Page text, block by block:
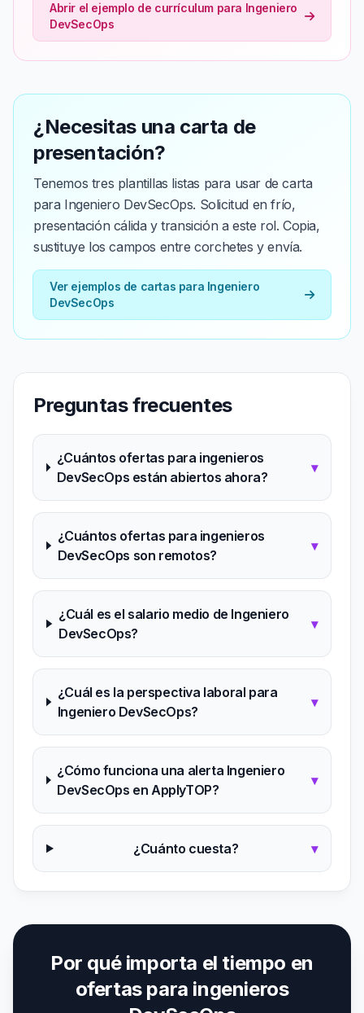
Abrir el ejemplo de currículum para Ingeniero
DevSecOps
¿Necesitas una carta de
presentación?
Tenemos tres plantillas listas para usar de carta
para Ingeniero DevSecOps. Solicitud en frío,
presentación cálida y transición a este rol. Copia,
sustituye los campos entre corchetes y envía.
Ver ejemplos de cartas para Ingeniero
DevSecOps
Preguntas frecuentes
¿Cuántos ofertas para ingenieros
DevSecOps están abiertos ahora?
▾
¿Cuántos ofertas para ingenieros
DevSecOps son remotos?
▾
¿Cuál es el salario medio de Ingeniero
DevSecOps?
▾
¿Cuál es la perspectiva laboral para
Ingeniero DevSecOps?
▾
¿Cómo funciona una alerta Ingeniero
DevSecOps en ApplyTOP?
▾
¿Cuánto cuesta? ▾
Por qué importa el tiempo en
ofertas para ingenieros